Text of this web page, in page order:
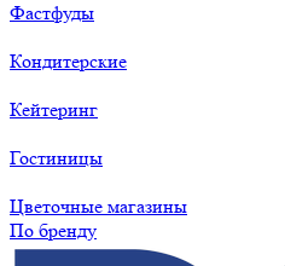
Фастфуды
Кондитерские
Кейтеринг
Гостиницы
Цветочные магазины
По бренду